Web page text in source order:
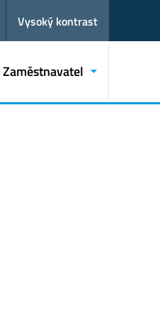
Vysoký kontrast
Zaměstnavatel